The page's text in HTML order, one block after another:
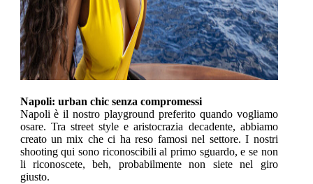
Napoli: urban chic senza compromessi
Napoli è il nostro playground preferito quando vogliamo
osare. Tra street style e aristocrazia decadente, abbiamo
creato un mix che ci ha reso famosi nel settore. I nostri
shooting qui sono riconoscibili al primo sguardo, e se non
li riconoscete, beh, probabilmente non siete nel giro
giusto.